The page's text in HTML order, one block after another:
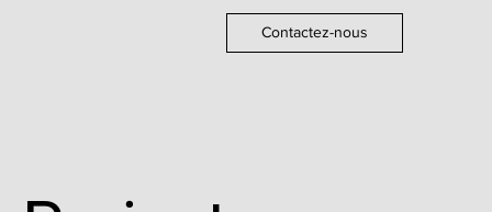
Contactez-nous